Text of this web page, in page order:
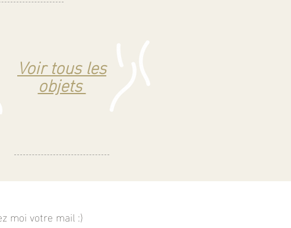
Voir tous les
objets
moi votre mail :)